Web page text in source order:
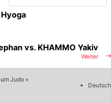
Hyoga
Weiter
vs. KHAMMO Yakiv
Judo «
Deutsch